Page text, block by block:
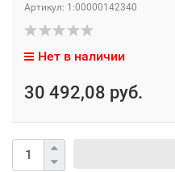
Артикул: 1:00000142340
Нет в наличии
30 492,08 руб.